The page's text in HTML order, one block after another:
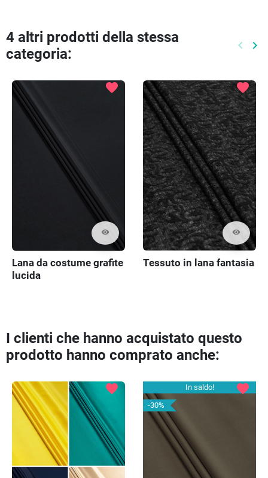
4 altri prodotti della stessa
categoria:
keyboard_arrow_left keyboard_arrow_right
visibility
favorite
Lana da costume grafite
lucida
visibility
favorite
Tessuto in lana fantasia
I clienti che hanno acquistato questo
prodotto hanno comprato anche:
favorite
In saldo!
-30%
favorite